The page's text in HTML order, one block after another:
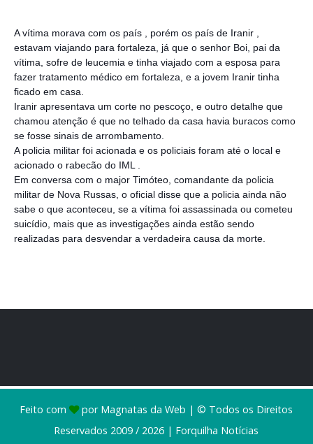
A vítima morava com os país , porém os país de Iranir ,
estavam viajando para fortaleza, já que o senhor Boi, pai da
vítima, sofre de leucemia e tinha viajado com a esposa para
fazer tratamento médico em fortaleza, e a jovem Iranir tinha
ficado em casa.
Iranir apresentava um corte no pescoço, e outro detalhe que
chamou atenção é que no telhado da casa havia buracos como
se fosse sinais de arrombamento.
A policia militar foi acionada e os policiais foram até o local e
acionado o rabecão do IML .
Em conversa com o major Timóteo, comandante da policia
militar de Nova Russas, o oficial disse que a policia ainda não
sabe o que aconteceu, se a vítima foi assassinada ou cometeu
suicídio, mais que as investigações ainda estão sendo
realizadas para desvendar a verdadeira causa da morte.
Feito com por Magnatas da Web | © Todos os Direitos
Reservados 2009 / 2026 | Forquilha Notícias